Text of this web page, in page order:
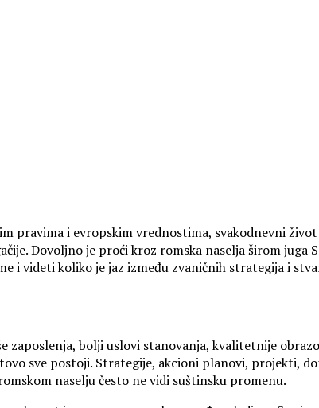
pravima i evropskim vrednostima, svakodnevni
Dovoljno je proći kroz romska naselja širom juga
i videti koliko je jaz između zvaničnih strategija i
zaposlenja, bolji uslovi stanovanja, kvalitetnije
sve postoji. Strategije, akcioni planovi, projekti,
naselju često ne vidi suštinsku promenu.